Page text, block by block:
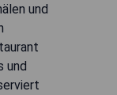
und
und